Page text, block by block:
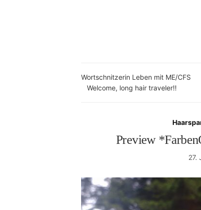
Wortschnitzerin Leben mit ME/CFS
Welcome, long hair traveler!!
Preview
27.